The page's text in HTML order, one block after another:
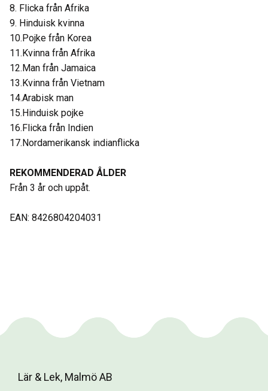
8. Flicka från Afrika
9. Hinduisk kvinna
10.Pojke från Korea
11.Kvinna från Afrika
12.Man från Jamaica
13.Kvinna från Vietnam
14.Arabisk man
15.Hinduisk pojke
16.Flicka från Indien
17.Nordamerikansk indianflicka
REKOMMENDERAD ÅLDER
Från 3 år och uppåt.
EAN: 8426804204031
Lär & Lek, Malmö AB